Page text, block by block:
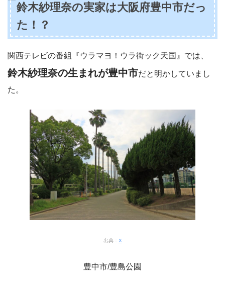
鈴木紗理奈の実家は大阪府豊中市だっ
た！？
関西テレビの番組『ウラマヨ！ウラ街ック天国』では、
鈴木紗理奈の生まれが豊中市だと明かしていまし
た。
出典： X
豊中市/豊島公園